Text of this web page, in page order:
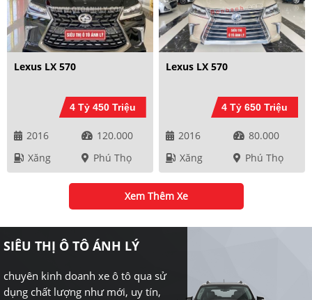
Lexus LX 570
4 Tỷ 450 Triệu
2016
120.000
Xăng
Phú Thọ
Lexus LX 570
4 Tỷ 650 Triệu
2016
80.000
Xăng
Phú Thọ
Xem Thêm Xe
SIÊU THỊ Ô TÔ ÁNH LÝ
chuyên kinh doanh xe ô tô qua sử
dụng chất lượng như mới, uy tín,